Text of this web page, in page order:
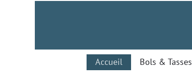
Accueil Bols & Tasses